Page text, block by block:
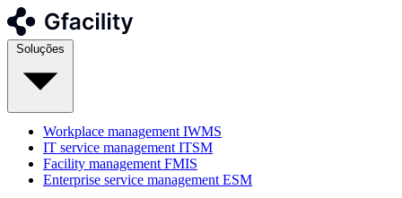
Workplace management IWMS
IT service management ITSM
Facility management FMIS
Enterprise service management ESM